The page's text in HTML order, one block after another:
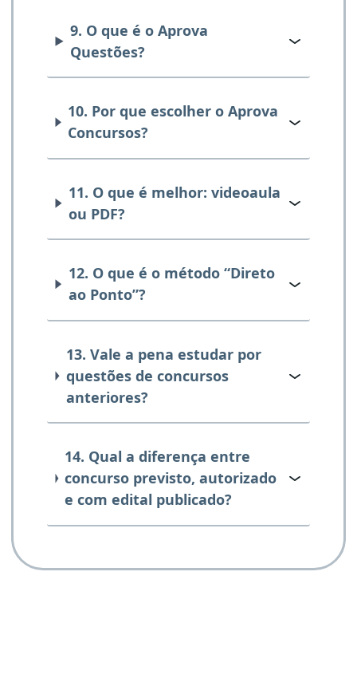
9. O que é o Aprova
Questões?
10. Por que escolher o Aprova
Concursos?
11. O que é melhor: videoaula
ou PDF?
12. O que é o método “Direto
ao Ponto”?
13. Vale a pena estudar por
questões de concursos
anteriores?
14. Qual a diferença entre
concurso previsto, autorizado
e com edital publicado?